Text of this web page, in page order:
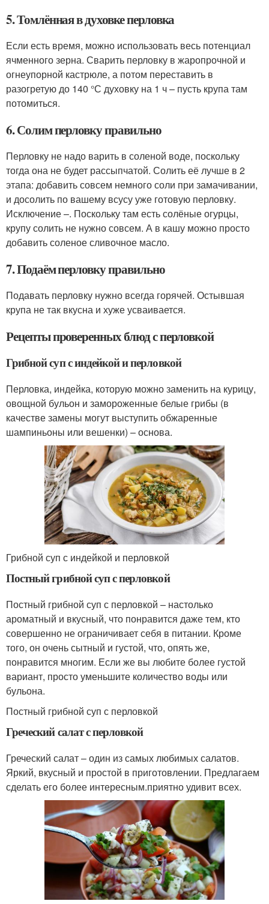
5. Томлённая в духовке перловка
Если есть время, можно использовать весь потенциал
ячменного зерна. Сварить перловку в жаропрочной и
огнеупорной кастрюле, а потом переставить в
разогретую до 140 °С духовку на 1 ч – пусть крупа там
потомиться.
6. Солим перловку правильно
Перловку не надо варить в соленой воде, поскольку
тогда она не будет рассыпчатой. Солить её лучше в 2
этапа: добавить совсем немного соли при замачивании,
и досолить по вашему всусу уже готовую перловку.
Исключение –. Поскольку там есть солёные огурцы,
крупу солить не нужно совсем. А в кашу можно просто
добавить соленое сливочное масло.
7. Подаём перловку правильно
Подавать перловку нужно всегда горячей. Остывшая
крупа не так вкусна и хуже усваивается.
Рецепты проверенных блюд с перловкой
Грибной суп с индейкой и перловкой
Перловка, индейка, которую можно заменить на курицу,
овощной бульон и замороженные белые грибы (в
качестве замены могут выступить обжаренные
шампиньоны или вешенки) – основа.
Грибной суп с индейкой и перловкой
Постный грибной суп с перловкой
Постный грибной суп с перловкой – настолько
ароматный и вкусный, что понравится даже тем, кто
совершенно не ограничивает себя в питании. Кроме
того, он очень сытный и густой, что, опять же,
понравится многим. Если же вы любите более густой
вариант, просто уменьшите количество воды или
бульона.
Постный грибной суп с перловкой
Греческий салат с перловкой
Греческий салат – один из самых любимых салатов.
Яркий, вкусный и простой в приготовлении. Предлагаем
сделать его более интересным.приятно удивит всех.